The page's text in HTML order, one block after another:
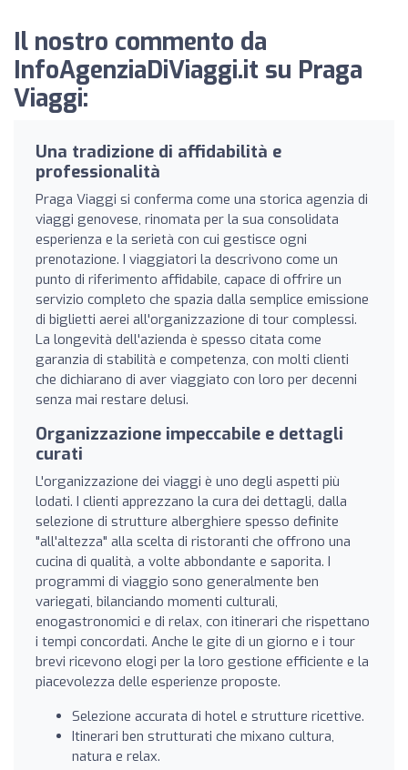
Il nostro commento da
InfoAgenziaDiViaggi.it su Praga
Viaggi:
Una tradizione di affidabilità e
professionalità
Praga Viaggi si conferma come una storica agenzia di
viaggi genovese, rinomata per la sua consolidata
esperienza e la serietà con cui gestisce ogni
prenotazione. I viaggiatori la descrivono come un
punto di riferimento affidabile, capace di offrire un
servizio completo che spazia dalla semplice emissione
di biglietti aerei all'organizzazione di tour complessi.
La longevità dell'azienda è spesso citata come
garanzia di stabilità e competenza, con molti clienti
che dichiarano di aver viaggiato con loro per decenni
senza mai restare delusi.
Organizzazione impeccabile e dettagli
curati
L'organizzazione dei viaggi è uno degli aspetti più
lodati. I clienti apprezzano la cura dei dettagli, dalla
selezione di strutture alberghiere spesso definite
"all'altezza" alla scelta di ristoranti che offrono una
cucina di qualità, a volte abbondante e saporita. I
programmi di viaggio sono generalmente ben
variegati, bilanciando momenti culturali,
enogastronomici e di relax, con itinerari che rispettano
i tempi concordati. Anche le gite di un giorno e i tour
brevi ricevono elogi per la loro gestione efficiente e la
piacevolezza delle esperienze proposte.
Selezione accurata di hotel e strutture ricettive.
Itinerari ben strutturati che mixano cultura,
natura e relax.